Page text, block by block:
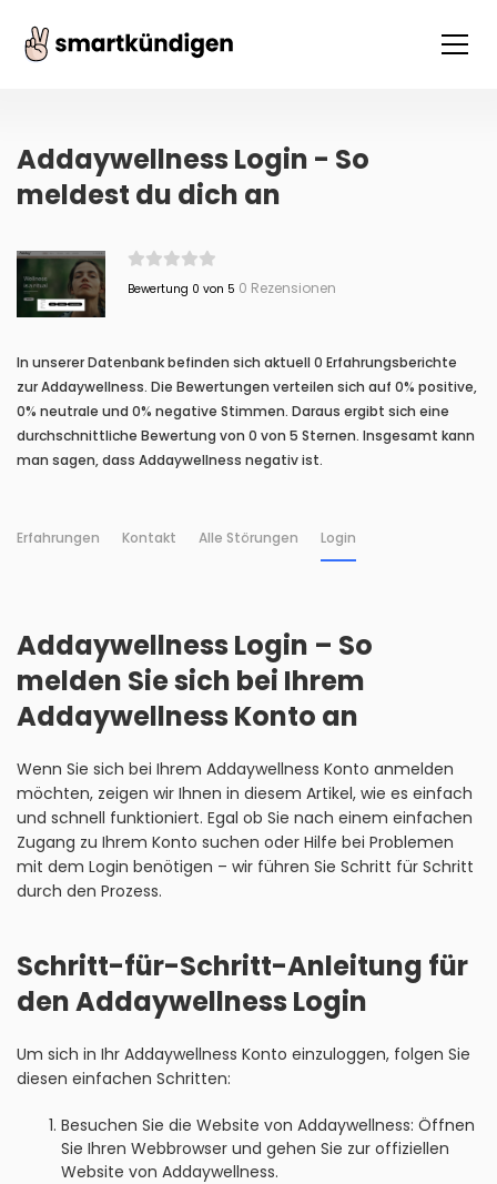
Addaywellness Login - So
meldest du dich an
Bewertung 0 von 5 0 Rezensionen
In unserer Datenbank befinden sich aktuell 0 Erfahrungsberichte
zur Addaywellness. Die Bewertungen verteilen sich auf 0% positive,
0% neutrale und 0% negative Stimmen. Daraus ergibt sich eine
durchschnittliche Bewertung von 0 von 5 Sternen. Insgesamt kann
man sagen, dass Addaywellness negativ ist.
Erfahrungen Kontakt Alle Störungen Login
Addaywellness Login – So
melden Sie sich bei Ihrem
Addaywellness Konto an
Wenn Sie sich bei Ihrem Addaywellness Konto anmelden
möchten, zeigen wir Ihnen in diesem Artikel, wie es einfach
und schnell funktioniert. Egal ob Sie nach einem einfachen
Zugang zu Ihrem Konto suchen oder Hilfe bei Problemen
mit dem Login benötigen – wir führen Sie Schritt für Schritt
durch den Prozess.
Schritt-für-Schritt-Anleitung für
den Addaywellness Login
Um sich in Ihr Addaywellness Konto einzuloggen, folgen Sie
diesen einfachen Schritten:
Besuchen Sie die Website von Addaywellness: Öffnen
Sie Ihren Webbrowser und gehen Sie zur offiziellen
Website von Addaywellness.